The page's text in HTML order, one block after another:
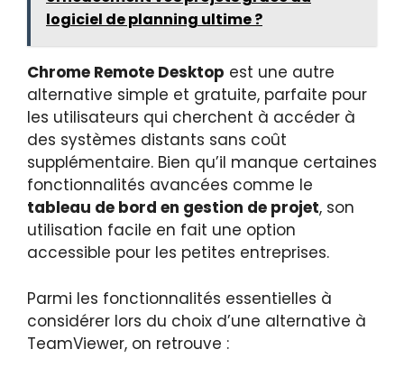
logiciel de planning ultime ?
Chrome Remote Desktop est une autre
alternative simple et gratuite, parfaite pour
les utilisateurs qui cherchent à accéder à
des systèmes distants sans coût
supplémentaire. Bien qu’il manque certaines
fonctionnalités avancées comme le
tableau de bord en gestion de projet, son
utilisation facile en fait une option
accessible pour les petites entreprises.
Parmi les fonctionnalités essentielles à
considérer lors du choix d’une alternative à
TeamViewer, on retrouve :